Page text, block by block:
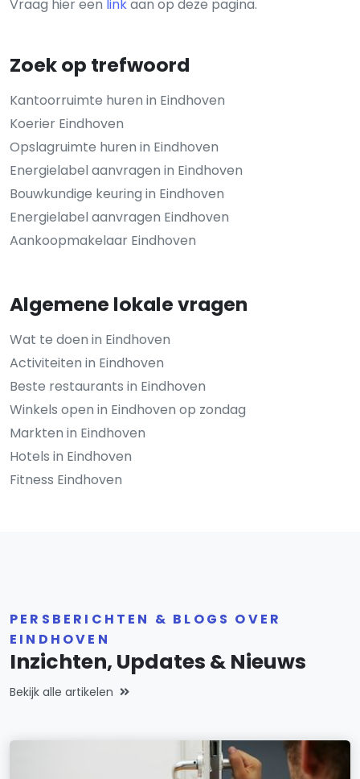
Vraag hier een linkaan op deze pagina.
Zoek op trefwoord
Kantoorruimte huren in Eindhoven
Koerier Eindhoven
Opslagruimte huren in Eindhoven
Energielabel aanvragen in Eindhoven
Bouwkundige keuring in Eindhoven
Energielabel aanvragen Eindhoven
Aankoopmakelaar Eindhoven
Algemene lokale vragen
Wat te doen in Eindhoven
Activiteiten in Eindhoven
Beste restaurants in Eindhoven
Winkels open in Eindhoven op zondag
Markten in Eindhoven
Hotels in Eindhoven
Fitness Eindhoven
PERSBERICHTEN & BLOGS OVER
EINDHOVEN
Inzichten, Updates & Nieuws
Bekijk alle artikelen